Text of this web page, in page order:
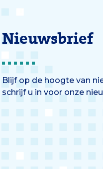
Nieuwsbrief
Blijf op de hoogte van
schrijf u in voor onze